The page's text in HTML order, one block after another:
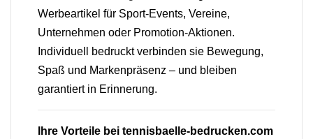
Werbeartikel für Sport-Events, Vereine,
Unternehmen oder Promotion-Aktionen.
Individuell bedruckt verbinden sie Bewegung,
Spaß und Markenpräsenz – und bleiben
garantiert in Erinnerung.
Ihre Vorteile bei tennisbaelle-bedrucken.com